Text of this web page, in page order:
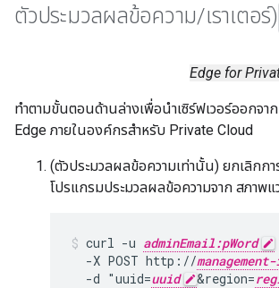
ตัวประมวลผลข้อความ/เราเตอร์)
Edge for
ทำตามขั้นตอนด้านล่างเพื่อนำเซิร์ฟเวอร์ออกจา
Edge ภายในองค์กรสำหรับ Private Cloud
(ตัวประมวลผลข้อความเท่านั้น) ยกเลิกกา
โปรแกรมประมวลผลข้อความจาก สภาพแ
curl -u adminEmail:pWord
  -X POST http://
  -d "uuid=
uuid &region=